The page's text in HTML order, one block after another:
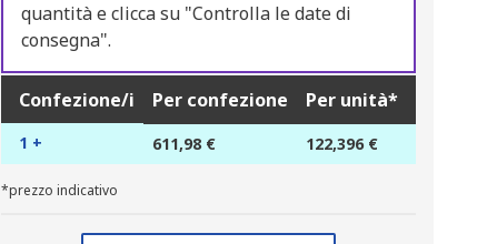
quantità e clicca su "Controlla le date di
consegna".
Confezione/i Per confezione Per unità*
1 + 611,98 € 122,396 €
*prezzo indicativo